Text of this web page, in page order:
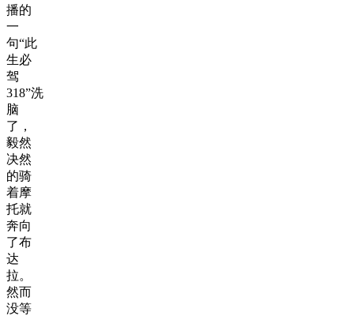
播的
一
句“此
生必
驾
318”洗
脑
了，
毅然
决然
的骑
着摩
托就
奔向
了布
达
拉。
然而
没等